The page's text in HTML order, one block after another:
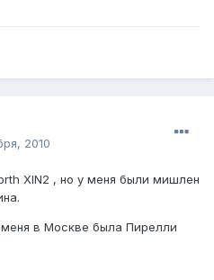
2010
XIN2 , но у меня были мишлен
в Москве была Пирелли